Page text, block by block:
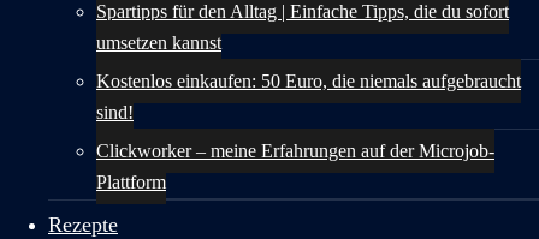
Spartipps für den Alltag | Einfache Tipps, die du sofort
umsetzen kannst
Kostenlos einkaufen: 50 Euro, die niemals aufgebraucht
sind!
Clickworker – meine Erfahrungen auf der Microjob-
Plattform
Rezepte